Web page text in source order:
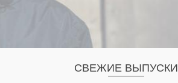
СВЕЖИЕ ВЫПУСКИ